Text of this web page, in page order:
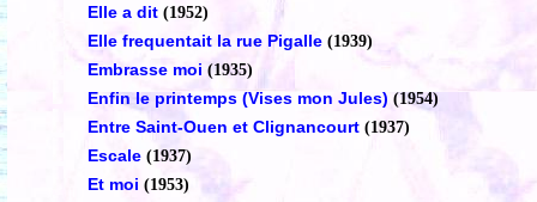
Elle a dit (1952)
Elle frequentait la rue Pigalle (1939)
Embrasse moi (1935)
Enfin le printemps (Vises mon Jules) (1954)
Entre Saint-Ouen et Clignancourt (1937)
Escale (1937)
Et moi (1953)